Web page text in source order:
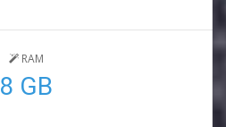
RAM
8 GB